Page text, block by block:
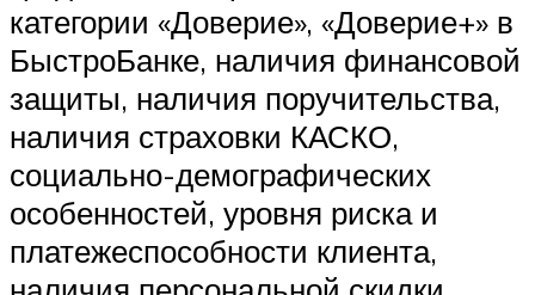
категории «Доверие», «Доверие+» в
БыстроБанке, наличия финансовой
защиты, наличия поручительства,
наличия страховки КАСКО,
социально-демографических
особенностей, уровня риска и
платежеспособности клиента,